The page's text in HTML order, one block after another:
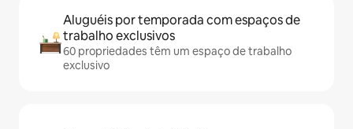
Aluguéis por temporada com espaços de
trabalho exclusivos
60 propriedades têm um espaço de trabalho
exclusivo